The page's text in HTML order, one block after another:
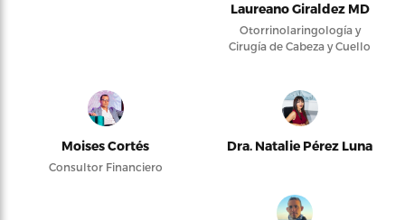
Laureano Giraldez MD
Otorrinolaringología y
Cirugía de Cabeza y Cuello
Moises Cortés
Consultor Financiero
Dra. Natalie Pérez Luna